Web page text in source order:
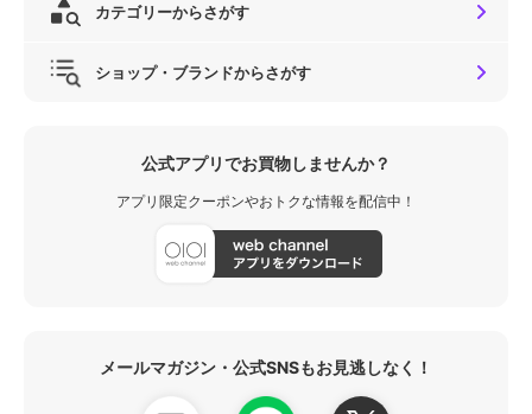
カテゴリーからさがす
ショップ・ブランドからさがす
公式アプリでお買物しませんか？
アプリ限定クーポンやおトクな情報を配信中！
メールマガジン・公式SNSもお見逃しなく！